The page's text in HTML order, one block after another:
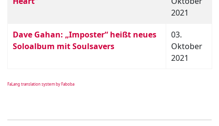
2021
Dave Gahan: „Imposter“ heißt neues
Soloalbum mit Soulsavers
03.
Oktober
2021
FaLang translation system by Faboba